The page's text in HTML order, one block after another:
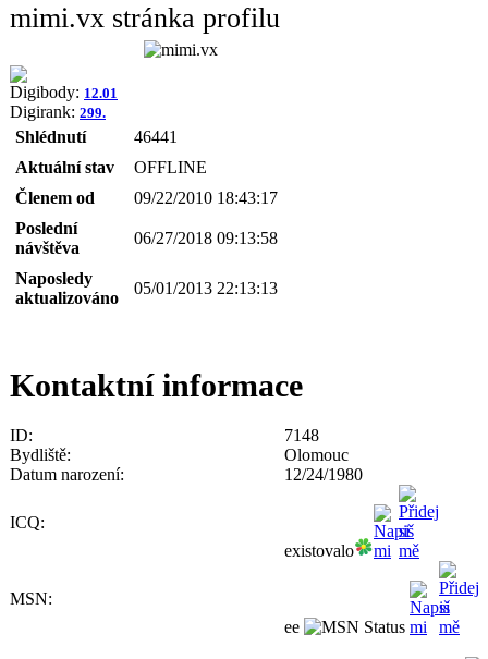
mimi.vx stránka profilu
Digibody: 12.01
Digirank: 299.
Shlédnutí
46441
Aktuální stav
OFFLINE
Členem od
09/22/2010 18:43:17
Poslední
návštěva
06/27/2018 09:13:58
Naposledy
aktualizováno
05/01/2013 22:13:13
Kontaktní informace
ID:
7148
Bydliště:
Olomouc
Datum narození:
12/24/1980
ICQ:
existovalo
MSN:
ee